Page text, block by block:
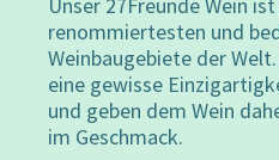
renommiertesten und
Weinbaugebiete der
eine gewisse
und geben dem Wein
im Geschmack.